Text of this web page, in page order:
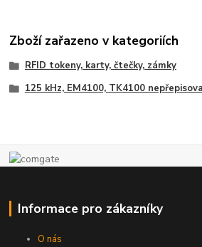
Zboží zařazeno v kategoriích
RFID tokeny, karty, čtečky, zámky
125 kHz, EM4100, TK4100
Informace pro zákazníky
O nás